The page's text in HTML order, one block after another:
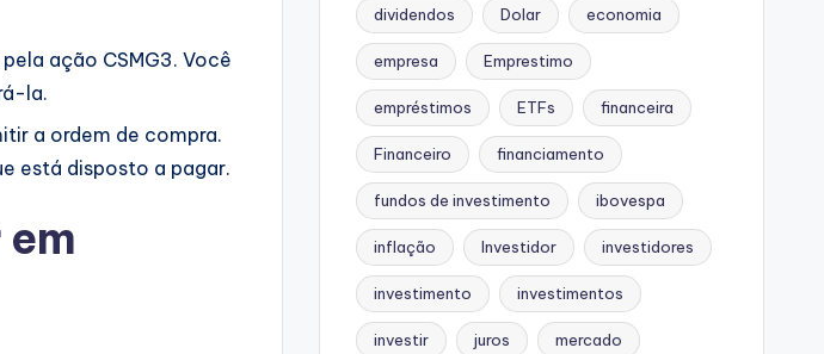
ação CSMG3. Você
la.
a ordem de compra.
está disposto a pagar.
dividendos Dolar economia
empresa Emprestimo
empréstimos ETFs financeira
Financeiro financiamento
fundos de investimento ibovespa
inflação Investidor investidores
investimento investimentos
investir juros mercado